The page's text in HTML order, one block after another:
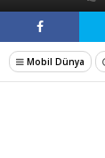
Mobil Dünya